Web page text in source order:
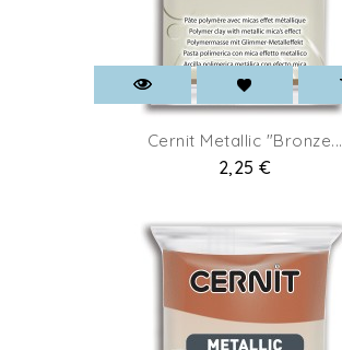
Cernit Metallic "Bronze...
Prix
2,25 €